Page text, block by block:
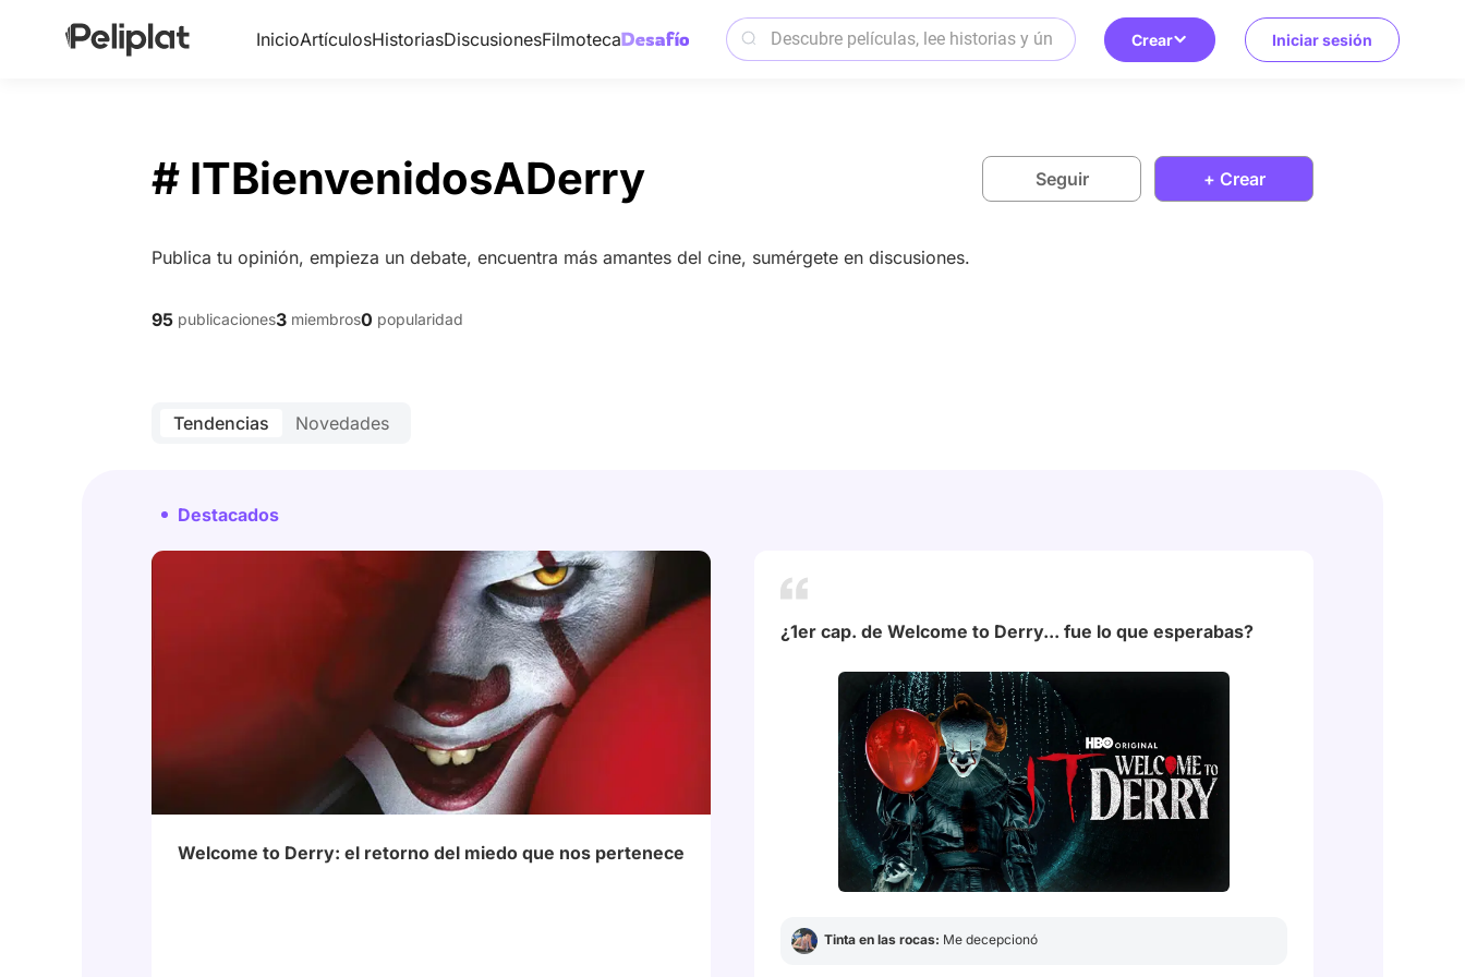
InicioArtículosHistoriasDiscusionesFilmoteca Crear Iniciar sesión
# ITBienvenidosADerry Seguir + Crear
Publica tu opinión, empieza un debate, encuentra más amantes del cine, sumérgete en discusiones.
95 publicaciones3 miembros0 popularidad
Tendencias Novedades
Destacados
# Reseñas
Welcome to Derry: el retorno del miedo que nos pertenece
¿1er cap. de Welcome to Derry... fue lo que esperabas?
# ITBienvenidosADerry # Welcome to derry # Derry
Tinta en las rocas: Me decepcionó